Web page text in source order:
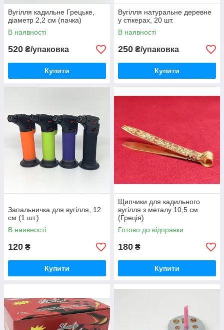
Вугілля кадильне Грецьке,
діаметр 2,2 см (пачка)
В наявності
520 ₴/упаковка
Купити
Вугілля натуральне деревне
у стікерах, 20 шт.
В наявності
250 ₴/упаковка
Купити
Запальничка для вугілля, 12
см (1 шт.)
В наявності
120 ₴
Купити
Щипчики для кадильного
вугілля з металу 10,5 см
(Греція)
Готово до відправки
180 ₴
Купити